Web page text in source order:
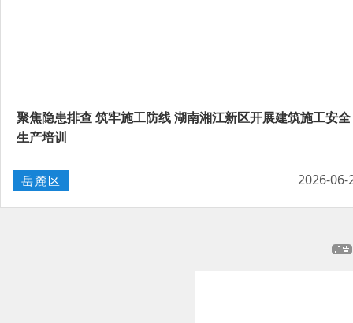
聚焦隐患排查 筑牢施工防线 湖南湘江新区开展建筑施工安全
生产培训
岳麓区 2026-06-